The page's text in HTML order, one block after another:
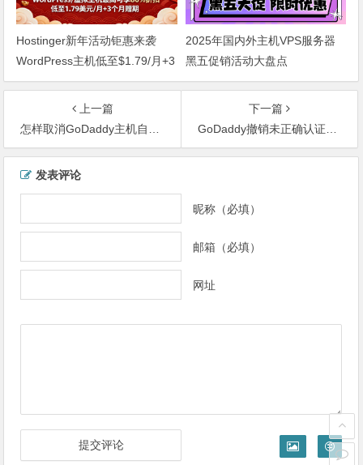
Hostinger新年活动钜惠来袭
WordPress主机低至$1.79/月+3
个月赠期
2025年国内外主机VPS服务器
黑五促销活动大盘点
上一篇
怎样取消GoDaddy主机自动续费？
下一篇
GoDaddy撤销未正确认证的SSL证书
发表评论
昵称（必填）
邮箱（必填）
网址